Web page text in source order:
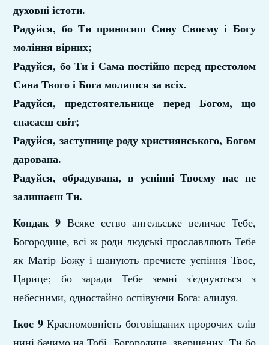
духовні істоти.
Радуйся, бо Ти приносиш Сину Своєму і Богу
моління вірних;
Радуйся, бо Ти і Сама постійно перед престолом
Сина Твого і Бога молишся за всіх.
Радуйся, предстоятельнице перед Богом, що
спасаєш світ;
Радуйся, заступнице роду християнського, Богом
дарована.
Радуйся, обрадувана, в успінні Твоєму нас не
залишаєш Ти.
Кондак 9 Всяке єство ангельське величає Тебе,
Богородице, всі ж роди людські прославляють Тебе
як Матір Божу і шанують пречисте успіння Твоє,
Царице; бо заради Тебе земні з'єднуються з
небесними, одностайно оспівуючи Бога: алилуя.
Ікос 9Красномовність боговіщаних пророчих слів